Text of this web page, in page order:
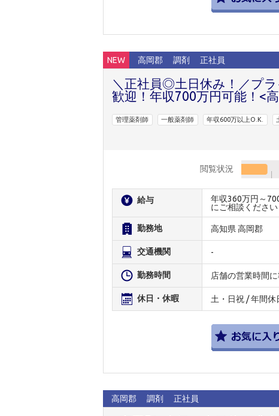
NEW 高岡郡 調剤 正社員
＼正社員◎土日休み！／プ
歓迎！年収700万円可能！<
管理薬剤師 一般薬剤師 年収600万以上O.K.
閲覧状況
給与
年収360万円～
にご相談ください
勤務地 高知県 高岡郡
交通機関 -
勤務時間 店舗の営業時間
休日・休暇 土・日祝 / 年間休
高岡郡 調剤 正社員